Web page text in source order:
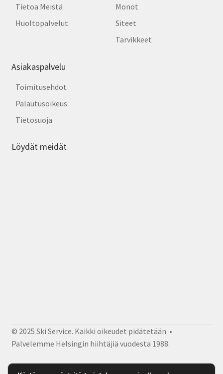
Tietoa Meistä
Huoltopalvelut
Monot
Siteet
Tarvikkeet
Asiakaspalvelu
Toimitusehdot
Palautusoikeus
Tietosuoja
Löydät meidät
© 2025 Ski Service. Kaikki oikeudet pidätetään. •
Palvelemme Helsingin hiihtäjiä vuodesta 1988.
Facebook Instagram Sähköposti